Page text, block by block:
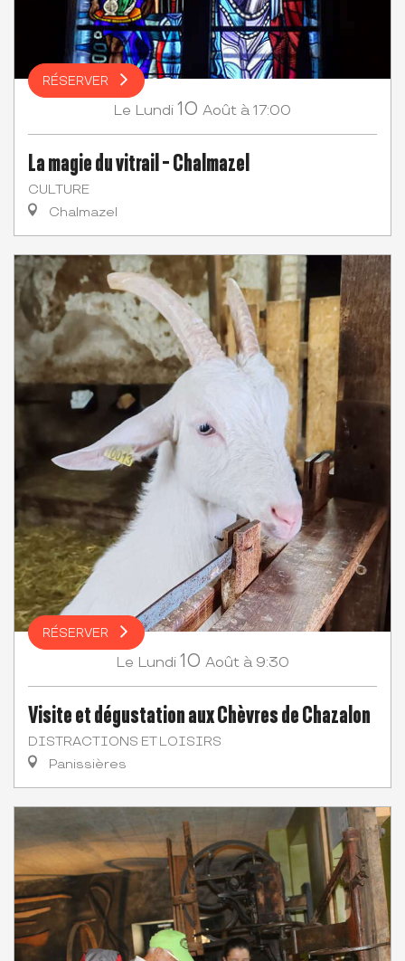
RÉSERVER
Le Lundi 10 Août à 17:00
La magie du vitrail - Chalmazel
CULTURE
Chalmazel
RÉSERVER
Le Lundi 10 Août à 9:30
Visite et dégustation aux Chèvres de Chazalon
DISTRACTIONS ET LOISIRS
Panissières